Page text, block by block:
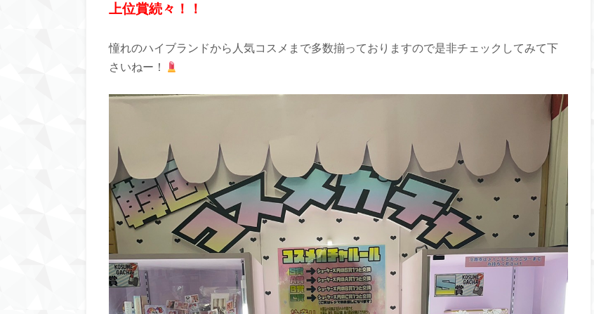
上位賞続々！！
憧れのハイブランドから人気コスメまで多数揃っておりますので是非チェックしてみて下
さいねー！